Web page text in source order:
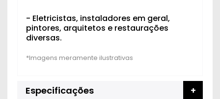
- Eletricistas, instaladores em geral,
pintores, arquitetos e restaurações
diversas.
Especificações